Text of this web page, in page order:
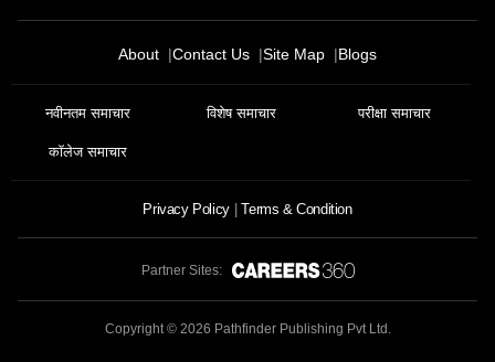
About Contact Us Site Map Blogs
नवीनतम समाचार विशेष समाचार परीक्षा समाचार
कॉलेज समाचार
Privacy Policy Terms & Condition
Partner Sites:
Copyright © 2026 Pathfinder Publishing Pvt Ltd.